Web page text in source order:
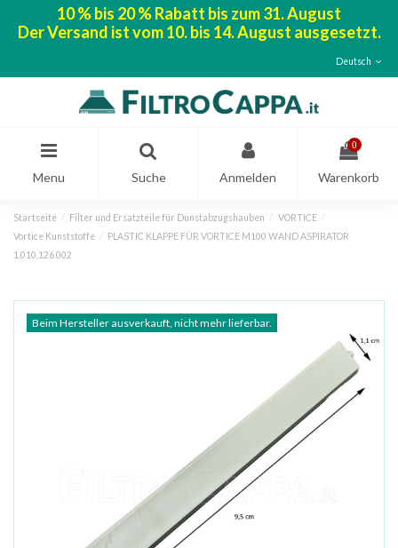
10 % bis 20 % Rabatt bis zum 31. August
Der Versand ist vom 10. bis 14. August ausgesetzt.
Deutsch
Menu Suche Anmelden
0
Warenkorb
Startseite Filter und Ersatzteile für Dunstabzugshauben
VORTICE
Vortice Kunststoffe
PLASTIC KLAPPE FÜR VORTICE M100 WAND ASPIRATOR
1.010.126.002
Beim Hersteller ausverkauft, nicht mehr lieferbar.